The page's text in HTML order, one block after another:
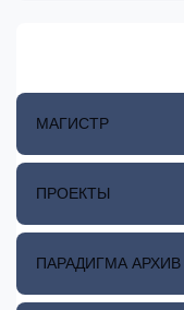
МАГИСТР
ПРОЕКТЫ
ПАРАДИГМА АРХИВ